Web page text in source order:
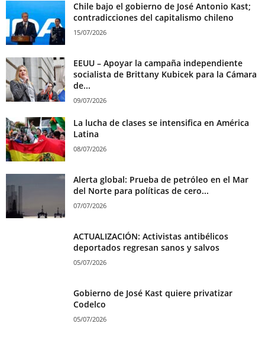
Chile bajo el gobierno de José Antonio Kast;
contradicciones del capitalismo chileno
15/07/2026
EEUU – Apoyar la campaña independiente
socialista de Brittany Kubicek para la Cámara
de...
09/07/2026
La lucha de clases se intensifica en América
Latina
08/07/2026
Alerta global: Prueba de petróleo en el Mar
del Norte para políticas de cero...
07/07/2026
ACTUALIZACIÓN: Activistas antibélicos
deportados regresan sanos y salvos
05/07/2026
Gobierno de José Kast quiere privatizar
Codelco
05/07/2026